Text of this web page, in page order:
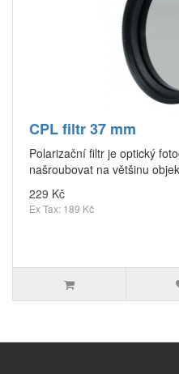
CPL filtr 37 mm
Polarizační filtr je optický
našroubovat na většinu
229 Kč
Ex Tax: 189 Kč